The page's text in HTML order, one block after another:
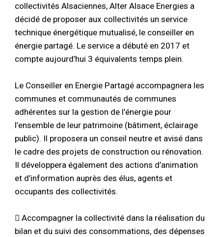
collectivités Alsaciennes, Alter Alsace Energies a
décidé de proposer aux collectivités un service
technique énergétique mutualisé, le conseiller en
énergie partagé. Le service a débuté en 2017 et
compte aujourd’hui 3 équivalents temps plein.
Le Conseiller en Energie Partagé accompagnera les
communes et communautés de communes
adhérentes sur la gestion de l’énergie pour
l’ensemble de leur patrimoine (bâtiment, éclairage
public). Il proposera un conseil neutre et avisé dans
le cadre des projets de construction ou rénovation.
Il développera également des actions d’animation
et d’information auprès des élus, agents et
occupants des collectivités.
 Accompagner la collectivité dans la réalisation du
bilan et du suivi des consommations, des dépenses